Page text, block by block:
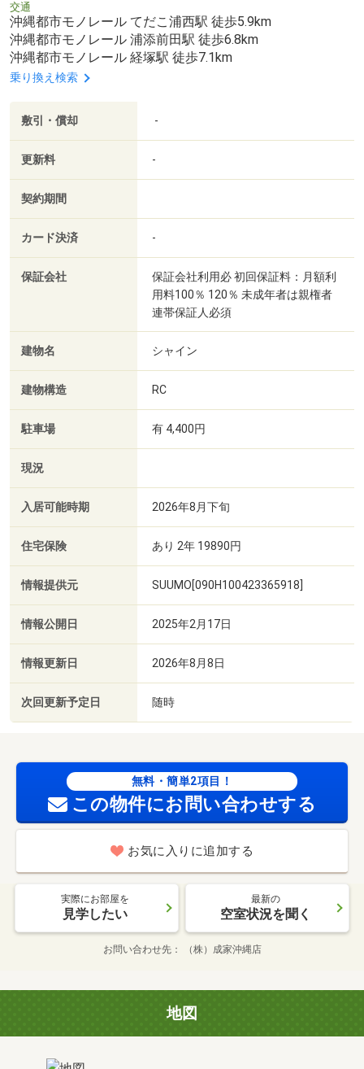
交通
沖縄都市モノレール てだこ浦西駅 徒歩5.9km
沖縄都市モノレール 浦添前田駅 徒歩6.8km
沖縄都市モノレール 経塚駅 徒歩7.1km
乗り換え検索
敷引・償却 -
更新料 -
契約期間
カード決済 -
保証会社
保証会社利用必 初回保証料：月額利
用料100％ 120％ 未成年者は親権者
連帯保証人必須
建物名 シャイン
建物構造 RC
駐車場 有 4,400円
現況
入居可能時期 2026年8月下旬
住宅保険 あり 2年 19890円
情報提供元 SUUMO[090H100423365918]
情報公開日 2025年2月17日
情報更新日 2026年8月8日
次回更新予定日 随時
無料・簡単2項目！
この物件にお問い合わせする
お気に入りに追加する
実際にお部屋を
見学したい
最新の
空室状況を聞く
お問い合わせ先 （株）成家沖縄店
地図